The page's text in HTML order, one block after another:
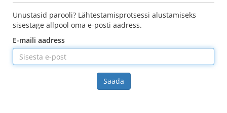
Unustasid parooli? Lähtestamisprotsessi alustamiseks
sisestage allpool oma e-posti aadress.
E-maili aadress
Saada